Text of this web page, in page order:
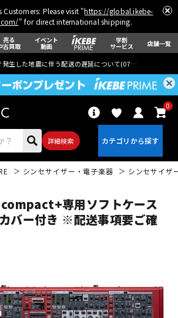
Customers: Please visit "https://global.ikebe-
" for direct international shipping.
売る
古買取
イベント
動画
学割
サービス 店舗一覧
発生した地震に伴う配送の遅延について(07月29日
詳細検索
0
シンセサイザー・電子楽器 シンセサイザ
専用ソフトケース
バー付き ※配送事項要ご確